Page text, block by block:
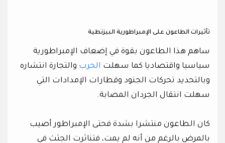
تأثيرات الطاعون على الإمبراطورية البيزنطية
ساهم هذا الطاعون بقوة في إضعاف الإمبراطورية
سياسيا واقتصاديا كما سهلت الحرب والتجارة انتشاره
وبالتحديد تحركات الجنود وقطارات الإمدادات التي
سهلت انتقال الجردان المصابة.
كان الطاعون منتشرا بشدة فحتى الإمبراطور أصيب
بالمرض بالرغم من أنه لم يمت، فتناثرت الجثث في